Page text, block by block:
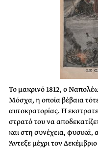
Το μακρινό 1812, ο
Μόσχα, η οποία βέβαια
αυτοκρατορίας. Η
στρατό του να
και στη συνέχεια, φυσικά,
Άντεξε μέχρι τον